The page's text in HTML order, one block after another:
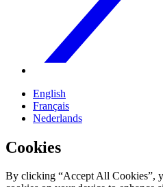
English
Français
Nederlands
Cookies
By clicking “Accept All Cookies”,